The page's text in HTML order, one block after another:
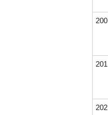
200
201
202